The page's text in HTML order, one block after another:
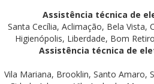
Assistência técnica de
Santa Cecília, Aclimação, Bela Vista,
Higienópolis, Liberdade, Bom
Assistência técnica de
Vila Mariana, Brooklin, Santo Amaro,